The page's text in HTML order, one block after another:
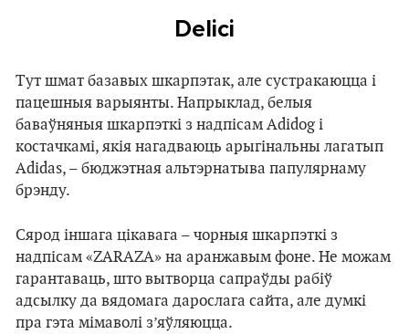
Delici
Тут шмат базавых шкарпэтак, але сустракаюцца і
пацешныя варыянты. Напрыклад, белыя
баваўняныя шкарпэткі з надпісам Adidog і
костачкамі, якія нагадваюць арыгінальны лагатып
Adidas, – бюджэтная альтэрнатыва папулярнаму
брэнду.
Сярод іншага цікавага – чорныя шкарпэткі з
надпісам «ZARAZA» на аранжавым фоне. Не можам
гарантаваць, што вытворца сапраўды рабіў
адсылку да вядомага дарослага сайта, але думкі
пра гэта мімаволі з’яўляюцца.